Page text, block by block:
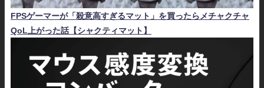
FPSゲーマーが「殺意高すぎるマット」を買ったらメチャクチャ
QoL上がった話【シャクティマット】